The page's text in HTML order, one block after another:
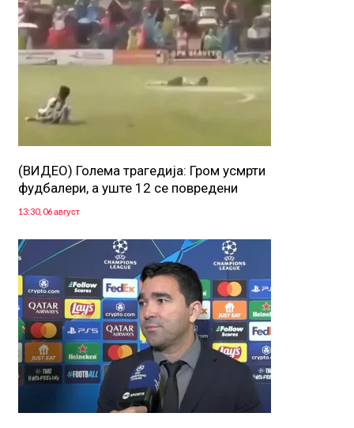
(ВИДЕО) Голема трагедија: Гром усмрти
фудбалери, а уште 12 се повредени
13:30, 06 август